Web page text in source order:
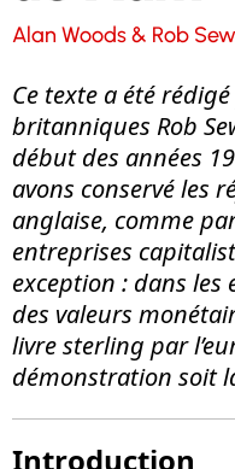
Alan Woods & Rob
Ce texte a été
britanniques Rob
début des années
avons conservé les
anglaise, comme
entreprises
exception : dans
des valeurs
livre sterling par
démonstration soit
Introduction